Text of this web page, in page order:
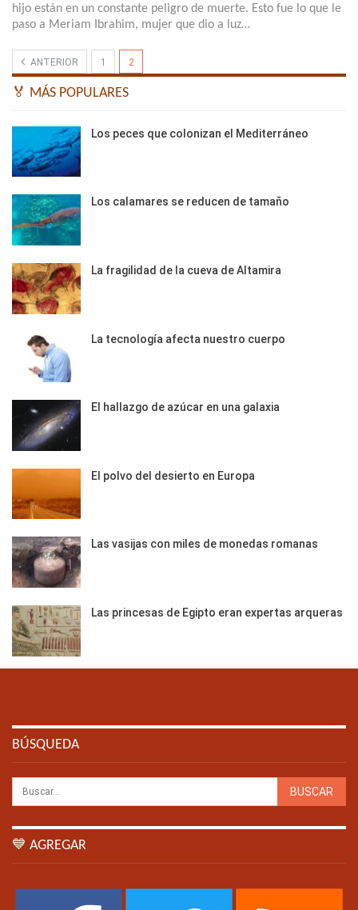
hijo están en un constante peligro de muerte. Esto fue lo que le
paso a Meriam Ibrahim, mujer que dio a luz…
ANTERIOR 1 2
🏅 MÁS POPULARES
Los peces que colonizan el Mediterráneo
Los calamares se reducen de tamaño
La fragilidad de la cueva de Altamira
La tecnología afecta nuestro cuerpo
El hallazgo de azúcar en una galaxia
El polvo del desierto en Europa
Las vasijas con miles de monedas romanas
Las princesas de Egipto eran expertas arqueras
BÚSQUEDA
💙 AGREGAR